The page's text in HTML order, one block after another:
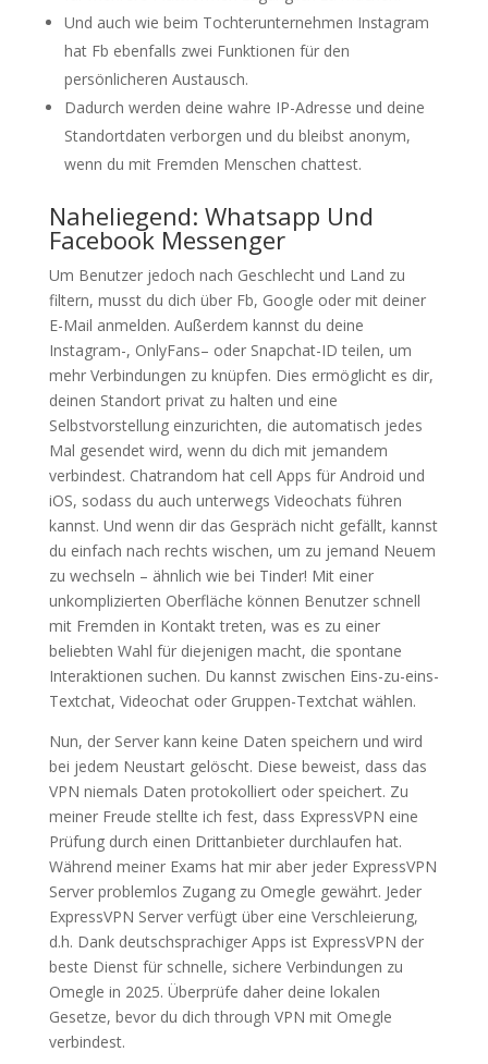
Und auch wie beim Tochterunternehmen Instagram
hat Fb ebenfalls zwei Funktionen für den
persönlicheren Austausch.
Dadurch werden deine wahre IP-Adresse und deine
Standortdaten verborgen und du bleibst anonym,
wenn du mit Fremden Menschen chattest.
Naheliegend: Whatsapp Und
Facebook Messenger
Um Benutzer jedoch nach Geschlecht und Land zu
filtern, musst du dich über Fb, Google oder mit deiner
E-Mail anmelden. Außerdem kannst du deine
Instagram-, OnlyFans– oder Snapchat-ID teilen, um
mehr Verbindungen zu knüpfen. Dies ermöglicht es dir,
deinen Standort privat zu halten und eine
Selbstvorstellung einzurichten, die automatisch jedes
Mal gesendet wird, wenn du dich mit jemandem
verbindest. Chatrandom hat cell Apps für Android und
iOS, sodass du auch unterwegs Videochats führen
kannst. Und wenn dir das Gespräch nicht gefällt, kannst
du einfach nach rechts wischen, um zu jemand Neuem
zu wechseln – ähnlich wie bei Tinder! Mit einer
unkomplizierten Oberfläche können Benutzer schnell
mit Fremden in Kontakt treten, was es zu einer
beliebten Wahl für diejenigen macht, die spontane
Interaktionen suchen. Du kannst zwischen Eins-zu-eins-
Textchat, Videochat oder Gruppen-Textchat wählen.
Nun, der Server kann keine Daten speichern und wird
bei jedem Neustart gelöscht. Diese beweist, dass das
VPN niemals Daten protokolliert oder speichert. Zu
meiner Freude stellte ich fest, dass ExpressVPN eine
Prüfung durch einen Drittanbieter durchlaufen hat.
Während meiner Exams hat mir aber jeder ExpressVPN
Server problemlos Zugang zu Omegle gewährt. Jeder
ExpressVPN Server verfügt über eine Verschleierung,
d.h. Dank deutschsprachiger Apps ist ExpressVPN der
beste Dienst für schnelle, sichere Verbindungen zu
Omegle in 2025. Überprüfe daher deine lokalen
Gesetze, bevor du dich through VPN mit Omegle
verbindest.